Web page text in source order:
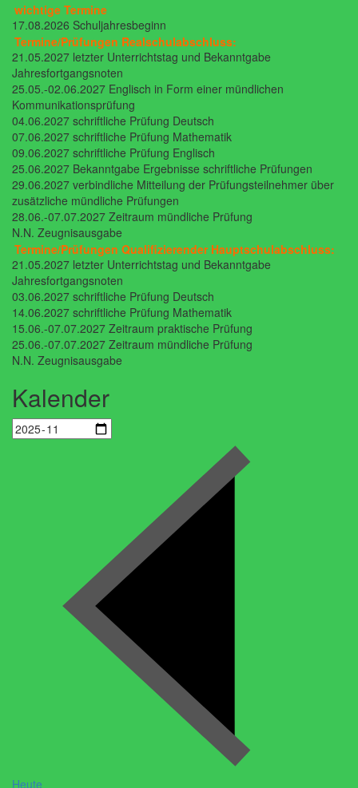
wichtige Termine
17.08.2026 Schuljahresbeginn
Termine/Prüfungen Realschulabschluss:
21.05.2027 letzter Unterrichtstag und Bekanntgabe
Jahresfortgangsnoten
25.05.-02.06.2027 Englisch in Form einer mündlichen
Kommunikationsprüfung
04.06.2027 schriftliche Prüfung Deutsch
07.06.2027 schriftliche Prüfung Mathematik
09.06.2027 schriftliche Prüfung Englisch
25.06.2027 Bekanntgabe Ergebnisse schriftliche Prüfungen
29.06.2027 verbindliche Mitteilung der Prüfungsteilnehmer über
zusätzliche mündliche Prüfungen
28.06.-07.07.2027 Zeitraum mündliche Prüfung
N.N. Zeugnisausgabe
Termine/Prüfungen Qualifizierender Hauptschulabschluss:
21.05.2027 letzter Unterrichtstag und Bekanntgabe
Jahresfortgangsnoten
03.06.2027 schriftliche Prüfung Deutsch
14.06.2027 schriftliche Prüfung Mathematik
15.06.-07.07.2027 Zeitraum praktische Prüfung
25.06.-07.07.2027 Zeitraum mündliche Prüfung
N.N. Zeugnisausgabe
Kalender
Heute